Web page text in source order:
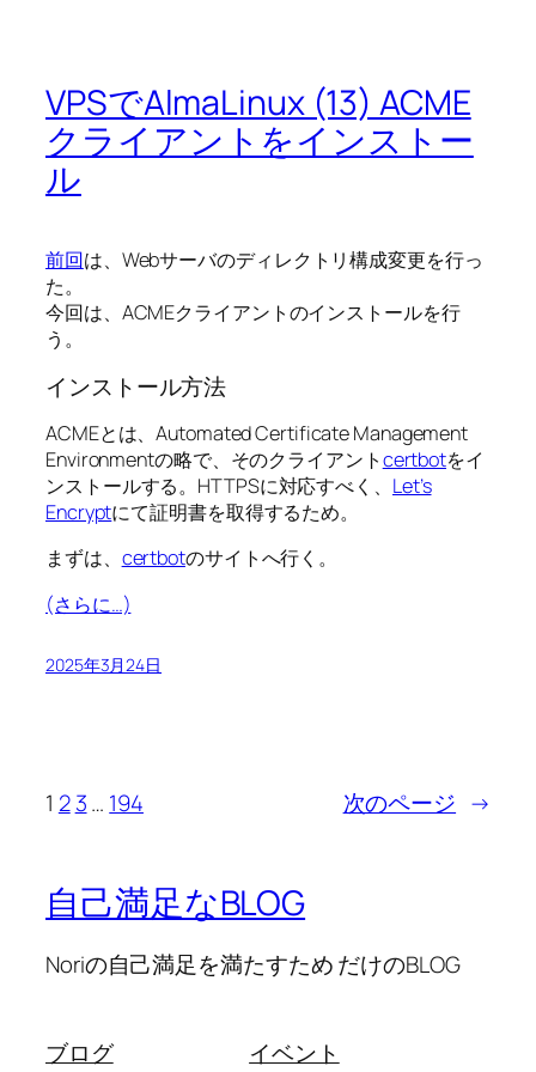
VPSでAlmaLinux (13) ACME
クライアントをインストー
ル
前回は、Webサーバのディレクトリ構成変更を行っ
た。
今回は、ACMEクライアントのインストールを行
う。
インストール方法
ACMEとは、Automated Certificate Management
Environmentの略で、そのクライアントcertbotをイ
ンストールする。HTTPSに対応すべく、 Let’s
Encryptにて証明書を取得するため。
まずは、 certbotのサイトへ行く。
(さらに…)
2025年3月24日
1 2 3… 194 次のページ →
自己満足なBLOG
Noriの自己満足を満たすため だけのBLOG
ブログ
イベント